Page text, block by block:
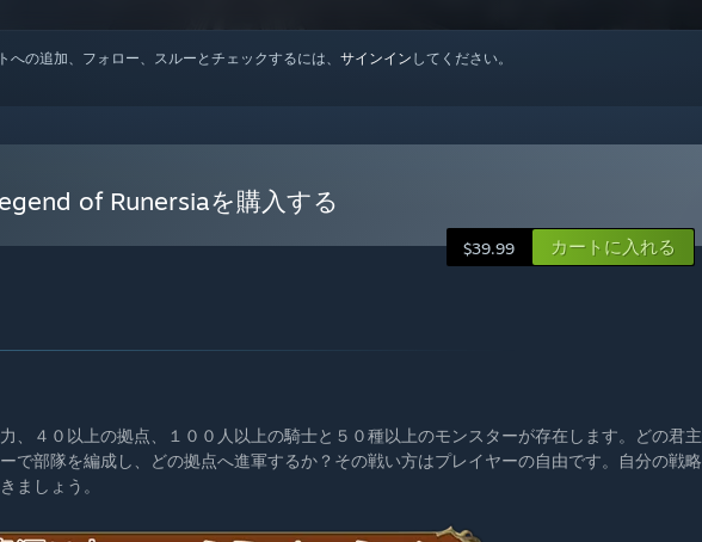
への追加、フォロー、スルーとチェックするには、 サインイン してください。
of Runersiaを購入する
$39.99 カートに入れる
、４０以上の拠点、１００人以上の騎士と５０種以上のモンスターが存在します。どの君主
で部隊を編成し、どの拠点へ進軍するか？その戦い方はプレイヤーの自由です。自分の戦略
ましょう。